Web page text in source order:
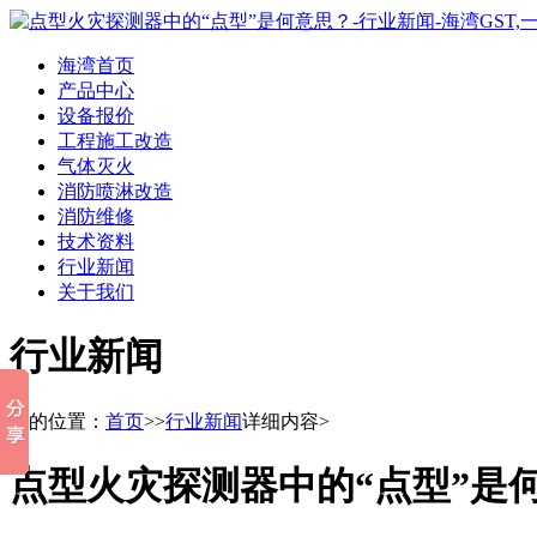
海湾首页
产品中心
设备报价
工程施工改造
气体灭火
消防喷淋改造
消防维修
技术资料
行业新闻
关于我们
行业新闻
您的位置： 首页>>行业新闻详细内容>
点型火灾探测器中的“点型”是